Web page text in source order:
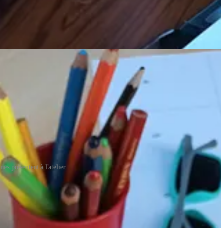
présentent à l'atelier.